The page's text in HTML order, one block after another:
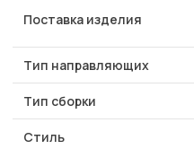
Поставка изделия
Тип направляющих
Тип сборки
Стиль